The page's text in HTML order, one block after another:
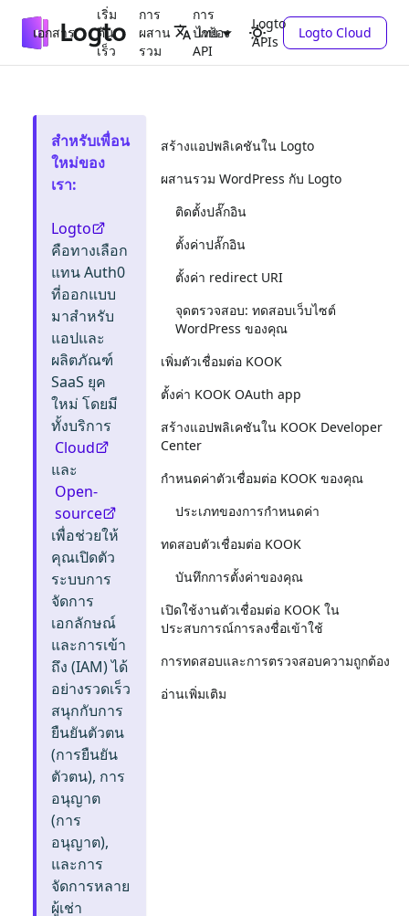
เอกสาร
เริ่ม
ต้น
เร็ว
การ
ผสาน
รวม
การ
ปกป้อง
API
Logto
APIs
ไทย Logto Cloud
สำหรับเพื่อน
ใหม่ของ
เรา:
Logto
คือทางเลือก
แทน Auth0
ที่ออกแบบ
มาสำหรับ
แอปและ
ผลิตภัณฑ์
SaaS ยุค
ใหม่ โดยมี
ทั้งบริการ
Cloud
และ
Open-
source
เพื่อช่วยให้
คุณเปิดตัว
ระบบการ
จัดการ
เอกลักษณ์
และการเข้า
ถึง (IAM) ได้
อย่างรวดเร็ว
สนุกกับการ
ยืนยันตัวตน
(การยืนยัน
ตัวตน), การ
อนุญาต
(การ
อนุญาต),
และการ
จัดการหลาย
ผู้เช่า
สร้างแอปพลิเคชันใน Logto
ผสานรวม WordPress กับ Logto
ติดตั้งปลั๊กอิน
ตั้งค่าปลั๊กอิน
ตั้งค่า redirect URI
จุดตรวจสอบ: ทดสอบเว็บไซต์
WordPress ของคุณ
เพิ่มตัวเชื่อมต่อ KOOK
ตั้งค่า KOOK OAuth app
สร้างแอปพลิเคชันใน KOOK Developer
Center
กำหนดค่าตัวเชื่อมต่อ KOOK ของคุณ
ประเภทของการกำหนดค่า
ทดสอบตัวเชื่อมต่อ KOOK
บันทึกการตั้งค่าของคุณ
เปิดใช้งานตัวเชื่อมต่อ KOOK ใน
ประสบการณ์การลงชื่อเข้าใช้
การทดสอบและการตรวจสอบความถูกต้อง
อ่านเพิ่มเติม